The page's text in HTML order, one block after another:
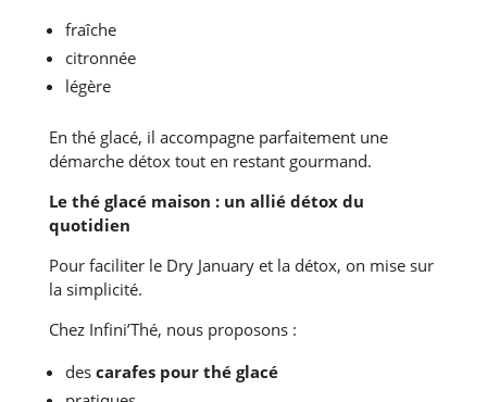
fraîche
citronnée
légère
En thé glacé, il accompagne parfaitement une
démarche détox tout en restant gourmand.
Le thé glacé maison : un allié détox du
quotidien
Pour faciliter le Dry January et la détox, on mise sur
la simplicité.
Chez Infini’Thé, nous proposons :
des carafes pour thé glacé